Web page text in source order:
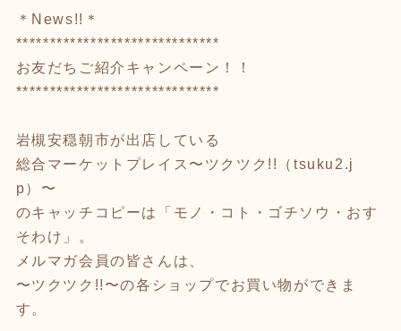
＊News!!＊
******************************
お友だちご紹介キャンペーン！！
******************************
岩槻安穏朝市が出店している
総合マーケットプレイス〜ツクツク!!（tsuku2.j
p）〜
のキャッチコピーは「モノ・コト・ゴチソウ・おす
そわけ」。
メルマガ会員の皆さんは、
〜ツクツク!!〜の各ショップでお買い物ができま
す。